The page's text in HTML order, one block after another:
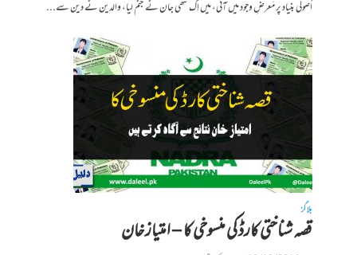
اُصولی بنیاد پر مَعرضِ وجود میں آئی، میں اِک ننھّی جان نے جنم لیا، والدین نے دین سے...
بلاگز
قصہ شناختی کارڈ کی منسوخی کا – امتیاز خان